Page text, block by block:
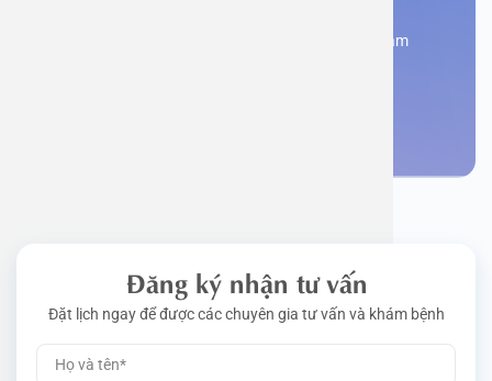
Đăng kí ngay để được các chuyên gia tư vấn và khám
Đăng ký nhận tư vấn
Đặt lịch ngay để được các chuyên gia tư vấn và khám bệnh